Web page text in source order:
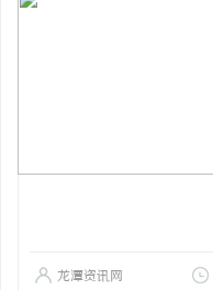
龙潭资讯网